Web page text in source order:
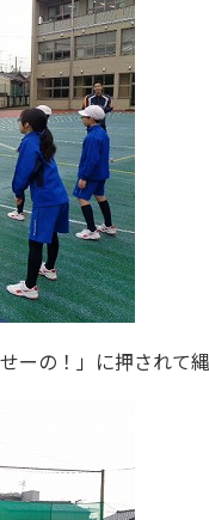
ーの！」に押されて